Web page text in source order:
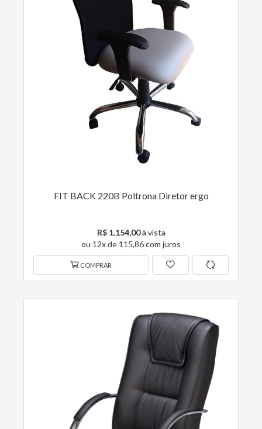
FIT BACK 220B Poltrona Diretor ergo
R$ 1.154,00à vista
ou 12x de 115,86 com juros
COMPRAR